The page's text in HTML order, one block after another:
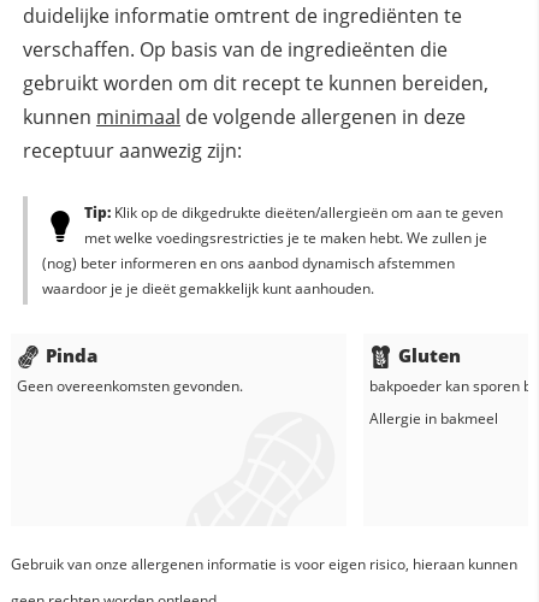
duidelijke informatie omtrent de ingrediënten te
verschaffen. Op basis van de ingredieënten die
gebruikt worden om dit recept te kunnen bereiden,
kunnen minimaal de volgende allergenen in deze
receptuur aanwezig zijn:
Tip:Klik op de dikgedrukte dieëten/allergieën om aan te geven
met welke voedingsrestricties je te maken hebt. We zullen je
(nog) beter informeren en ons aanbod dynamisch afstemmen
waardoor je je dieët gemakkelijk kunt aanhouden.
Pinda
Geen overeenkomsten gevonden.
Gluten
bakpoederkan sporen
Allergie in bakmeel
Gebruik van onze allergenen informatie is voor eigen risico, hieraan kunnen